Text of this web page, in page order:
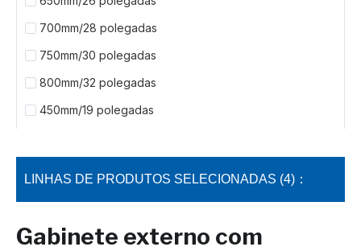
700mm/28 polegadas
750mm/30 polegadas
800mm/32 polegadas
450mm/19 polegadas
LINHAS DE PRODUTOS SELECIONADAS (4)：
Gabinete externo com